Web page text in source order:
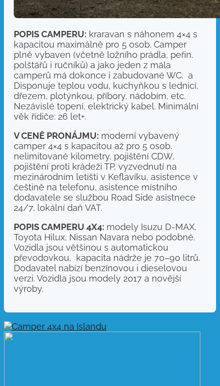
POPIS CAMPERU: kraravan s náhonem 4×4 s
kapacitou maximálně pro 5 osob. Camper
plně vybaven (včetně ložního prádla, peřin.
polštářů i ručníků) a jako jeden z mála
camperů má dokonce i zabudované WC. a
Disponuje teplou vodu, kuchyňkou s lednicí,
dřezem, plotýnkou, příbory, nádobím, etc.
Nezávislé topení, elektrický kabel. Minimální
věk řidiče: 26 let+.
V CENĚ PRONÁJMU: moderní vybavený
camper 4×4 s kapacitou až pro 5 osob,
nelimitované kilometry, pojištění CDW,
pojištění proti krádeži TP, vyzvednutí na
mezinárodním letišti v Keflavíku, asistence v
češtině na telefonu, asistence místního
dodavatele se službou Road Side asistnece
24/7, lokální daň VAT.
POPIS CAMPERU 4X4: modely Isuzu D-MAX,
Toyota Hilux, Nissan Navara nebo podobné.
Vozidla jsou většinou s automatickou
převodovkou, kapacita nádrže je 70–90 litrů.
Dodavatel nabízí benzínovou i dieselovou
verzi. Vozidla jsou modely 2017 a novější
výroby.